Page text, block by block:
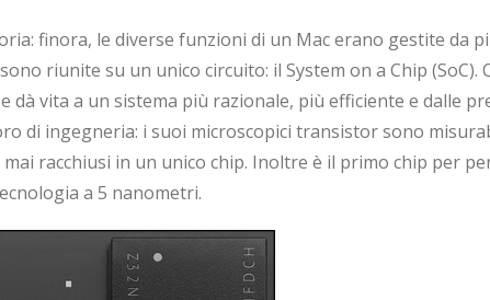
finora, le diverse funzioni di un Mac erano gestite da
riunite su un unico circuito: il System on a Chip (SoC).
dà vita a un sistema più razionale, più efficiente e dalle
di ingegneria: i suoi microscopici transistor sono
racchiusi in un unico chip. Inoltre è il primo chip per
a 5 nanometri.